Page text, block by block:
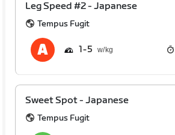
Leg Speed #2 - Japanese
Tempus Fugit
1 5
Sweet Spot - Japanese
Tempus Fugit